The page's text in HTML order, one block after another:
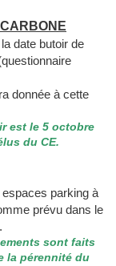
date butoir de
donnée à cette
est le 5 octobre
du CE.
parking à
prévu dans le
sont faits
la pérennité du